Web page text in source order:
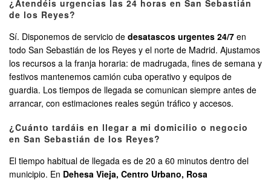
¿Atendéis urgencias las 24 horas en San Sebastián
de los Reyes?
Sí. Disponemos de servicio de desatascos urgentes 24/7 en
todo San Sebastián de los Reyes y el norte de Madrid. Ajustamos
los recursos a la franja horaria: de madrugada, fines de semana y
festivos mantenemos camión cuba operativo y equipos de
guardia. Los tiempos de llegada se comunican siempre antes de
arrancar, con estimaciones reales según tráfico y accesos.
¿Cuánto tardáis en llegar a mi domicilio o negocio
en San Sebastián de los Reyes?
El tiempo habitual de llegada es de 20 a 60 minutos dentro del
municipio. En Dehesa Vieja, Centro Urbano, Rosa